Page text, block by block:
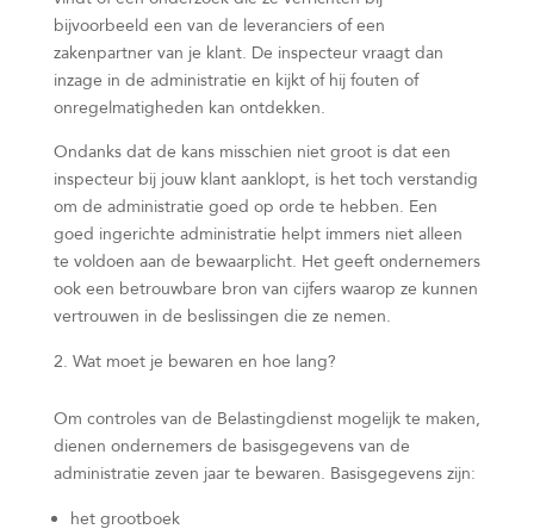
bijvoorbeeld een van de leveranciers of een
zakenpartner van je klant. De inspecteur vraagt dan
inzage in de administratie en kijkt of hij fouten of
onregelmatigheden kan ontdekken.
Ondanks dat de kans misschien niet groot is dat een
inspecteur bij jouw klant aanklopt, is het toch verstandig
om de administratie goed op orde te hebben. Een
goed ingerichte administratie helpt immers niet alleen
te voldoen aan de bewaarplicht. Het geeft ondernemers
ook een betrouwbare bron van cijfers waarop ze kunnen
vertrouwen in de beslissingen die ze nemen.
Wat moet je bewaren en hoe lang?
Om controles van de Belastingdienst mogelijk te maken,
dienen ondernemers de basisgegevens van de
administratie zeven jaar te bewaren. Basisgegevens zijn:
het grootboek